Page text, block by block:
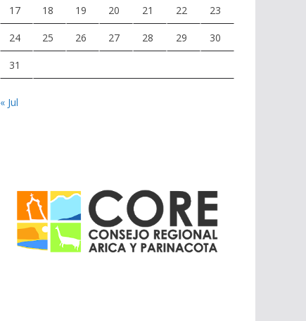
17 18 19 20 21 22 23
24 25 26 27 28 29 30
31
« Jul